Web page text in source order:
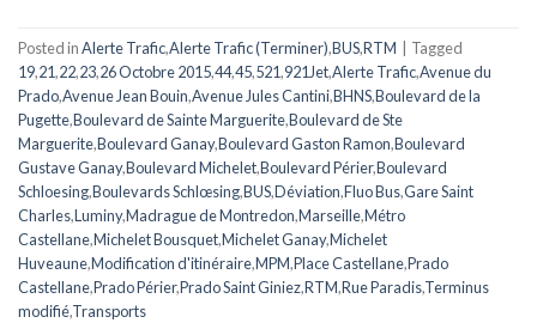
Posted inAlerte Trafic,Alerte Trafic (Terminer),BUS,RTM
Tagged
19,21,22,23,26 Octobre 2015,44,45,521,921Jet,Alerte Trafic,Avenue du
Prado,Avenue Jean Bouin,Avenue Jules Cantini,BHNS,Boulevard de la
Pugette,Boulevard de Sainte Marguerite,Boulevard de Ste
Marguerite,Boulevard Ganay,Boulevard Gaston Ramon,Boulevard
Gustave Ganay,Boulevard Michelet,Boulevard Périer,Boulevard
Schloesing,Boulevards Schlœsing,BUS,Déviation,Fluo Bus,Gare Saint
Charles,Luminy,Madrague de Montredon,Marseille,Métro
Castellane,Michelet Bousquet,Michelet Ganay,Michelet
Huveaune,Modification d'itinéraire,MPM,Place Castellane,Prado
Castellane,Prado Périer,Prado Saint Giniez,RTM,Rue Paradis,Terminus
modifié,Transports